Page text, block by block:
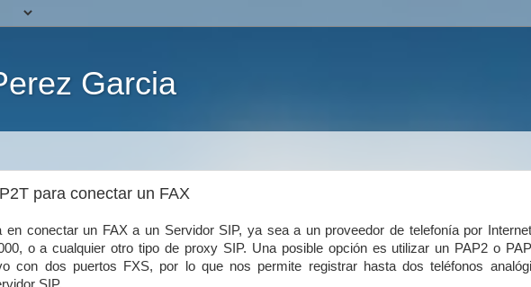
Garcia
para conectar un FAX
en conectar un FAX a un Servidor SIP, ya sea a un proveedor de telefonía por
o a cualquier otro tipo de proxy SIP. Una posible opción es utilizar un PAP2 o
con dos puertos FXS, por lo que nos permite registrar hasta dos teléfonos